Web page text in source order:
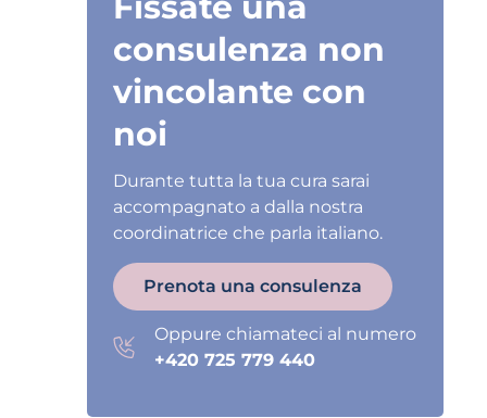
consulenza non
vincolante con
noi
Durante tutta la tua cura sarai
accompagnato a dalla nostra
coordinatrice che parla italiano.
Prenota una consulenza
Oppure chiamateci al numero
+420 725 779 440